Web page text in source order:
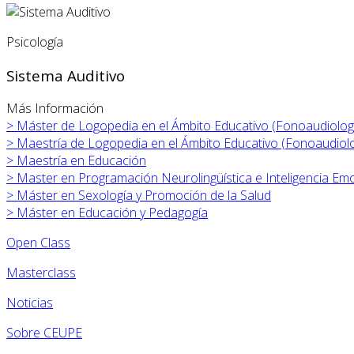
Psicología
Sistema Auditivo
Más Información
> Máster de Logopedia en el Ámbito Educativo
> Maestría de Logopedia en el Ámbito Educativo
> Maestría en Educación
> Master en Programación Neurolingüística e Inteligencia
> Máster en Sexología y Promoción de la Salud
> Máster en Educación y Pedagogía
Open Class
Masterclass
Noticias
Sobre CEUPE